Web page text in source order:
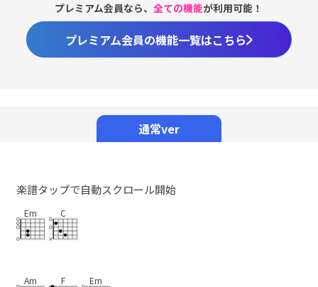
プレミアム会員なら、全ての機能が利用可能！
プレミアム会員の機能一覧はこちら
通常ver
楽譜タップで自動スクロール開始
Em C
Am F Em